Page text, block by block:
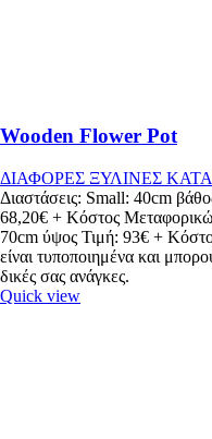
Wooden Flower Pot
ΔΙΑΦΟΡΕΣ ΞΥΛΙΝΕΣ
Διαστάσεις: Small: 40cm
68,20€ + Κόστος
70cm ύψος Τιμή: 93€ +
είναι τυποποιημένα και
δικές σας ανάγκες.
Quick view